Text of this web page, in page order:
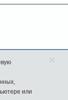
или
×